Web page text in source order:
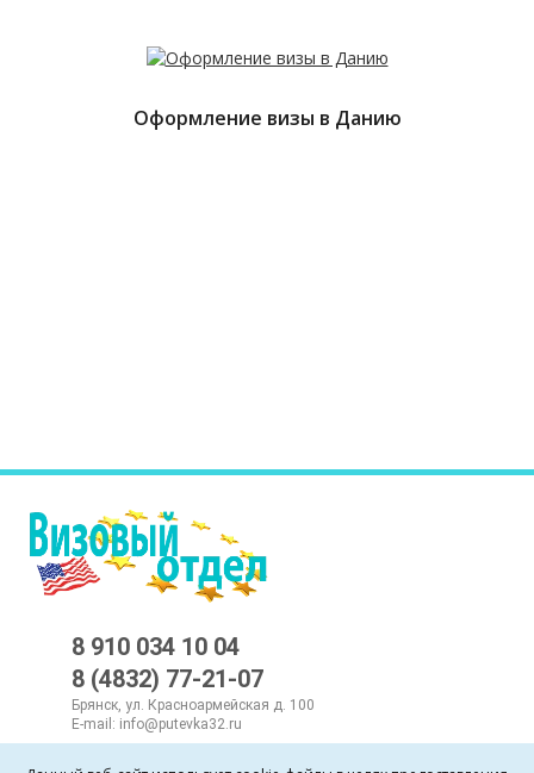
Оформление визы в Данию
8 910 034 10 04
8 (4832) 77-21-07
Брянск, ул. Красноармейская д. 100
E-mail: info@putevka32.ru